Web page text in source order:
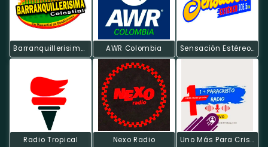
Barranquillerisima Celestial AWR Colombia Sensación Estéreo - Suan Atlántico
Radio Tropical Nexo Radio Uno Más Para Cristo Radio